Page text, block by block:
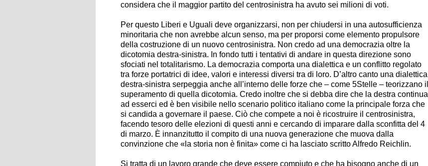
considera che il maggior partito del centrosinistra ha avuto sei milioni di voti.
Per questo Liberi e Uguali deve organizzarsi, non per chiudersi in una autosufficienza
minoritaria che non avrebbe alcun senso, ma per proporsi come elemento propulsore
della costruzione di un nuovo centrosinistra. Non credo ad una democrazia oltre la
dicotomia destra-sinistra. In fondo tutti i tentativi di andare in questa direzione sono
sfociati nel totalitarismo. La democrazia comporta una dialettica e un conflitto regolato
tra forze portatrici di idee, valori e interessi diversi tra di loro. D’altro canto una dialettica
destra-sinistra serpeggia anche all’interno delle forze che – come 5Stelle – teorizzano il
superamento di quella dicotomia. Credo inoltre che si debba dire che la destra continua
ad esserci ed è ben visibile nello scenario politico italiano come la principale forza che
si candida a governare il paese. Ciò che compete a noi è ricostruire il centrosinistra,
facendo tesoro delle elezioni di questi anni e cercando di imparare dalla sconfitta del 4
di marzo. È innanzitutto il compito di una nuova generazione che muova dalla
convinzione che «la storia non è finita» come ci ha lasciato scritto Alfredo Reichlin.
Si tratta di un lavoro grande che deve essere compiuto e che ha bisogno anche di un